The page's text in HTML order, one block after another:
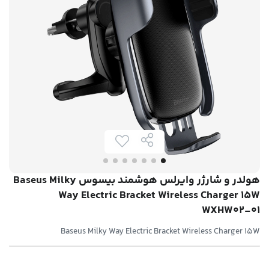
هولدر و شارژر وایرلس هوشمند بیسوس Baseus Milky
Way Electric Bracket Wireless Charger 15W
WXHW02-01
Baseus Milky Way Electric Bracket Wireless Charger 15W